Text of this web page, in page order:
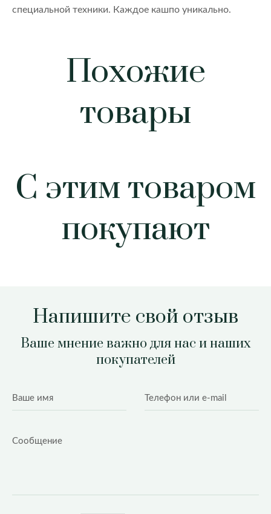
специальной техники. Каждое кашпо уникально.
Похожие
товары
С этим товаром
покупают
Напишите свой отзыв
Ваше мнение важно для нас и наших
покупателей